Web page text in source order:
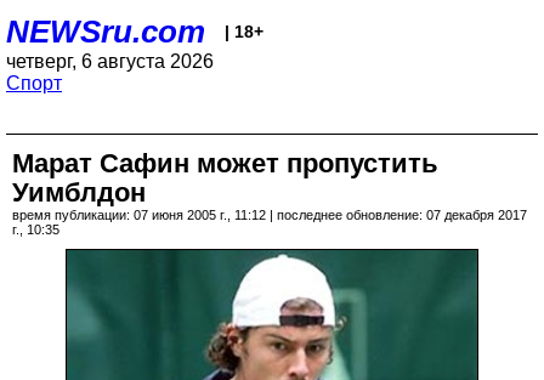
NEWSru.com | 18+
четверг, 6 августа 2026
Спорт
Марат Сафин может пропустить
Уимблдон
время публикации: 07 июня 2005 г., 11:12 | последнее обновление: 07 декабря 2017
г., 10:35